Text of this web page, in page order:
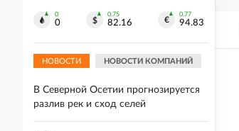
0
0
0.75
82.16
0.77
94.83
НОВОСТИ НОВОСТИ КОМПАНИЙ
Около 30 многоквартирных домов
В Северной Осетии прогнозируется
разлив рек и сход селей